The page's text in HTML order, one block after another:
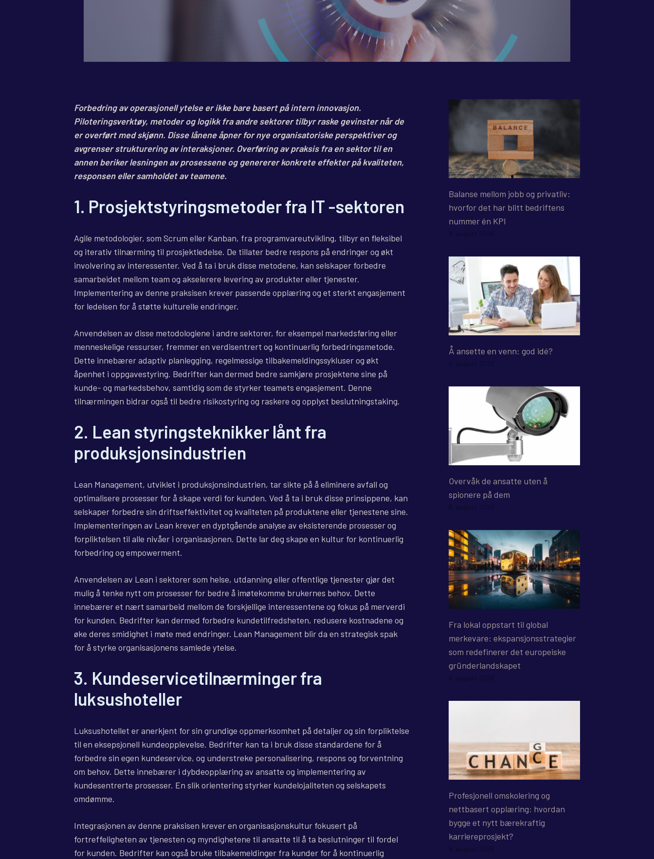
Forbedring av operasjonell ytelse er ikke bare basert på intern innovasjon.
Piloteringsverktøy, metoder og logikk fra andre sektorer tilbyr raske gevinster når de
er overført med skjønn. Disse lånene åpner for nye organisatoriske perspektiver og
avgrenser strukturering av interaksjoner. Overføring av praksis fra en sektor til en
annen beriker lesningen av prosessene og genererer konkrete effekter på kvaliteten,
responsen eller samholdet av teamene.
1. Prosjektstyringsmetoder fra IT -sektoren
Agile metodologier, som Scrum eller Kanban, fra programvareutvikling, tilbyr en fleksibel
og iterativ tilnærming til prosjektledelse. De tillater bedre respons på endringer og økt
involvering av interessenter. Ved å ta i bruk disse metodene, kan selskaper forbedre
samarbeidet mellom team og akselerere levering av produkter eller tjenester.
Implementering av denne praksisen krever passende opplæring og et sterkt engasjement
for ledelsen for å støtte kulturelle endringer.
Anvendelsen av disse metodologiene i andre sektorer, for eksempel markedsføring eller
menneskelige ressurser, fremmer en verdisentrert og kontinuerlig forbedringsmetode.
Dette innebærer adaptiv planlegging, regelmessige tilbakemeldingssykluser og økt
åpenhet i oppgavestyring. Bedrifter kan dermed bedre samkjøre prosjektene sine på
kunde- og markedsbehov, samtidig som de styrker teamets engasjement. Denne
tilnærmingen bidrar også til bedre risikostyring og raskere og opplyst beslutningstaking.
2. Lean styringsteknikker lånt fra
produksjonsindustrien
Lean Management, utviklet i produksjonsindustrien, tar sikte på å eliminere avfall og
optimalisere prosesser for å skape verdi for kunden. Ved å ta i bruk disse prinsippene, kan
selskaper forbedre sin driftseffektivitet og kvaliteten på produktene eller tjenestene sine.
Implementeringen av Lean krever en dyptgående analyse av eksisterende prosesser og
forpliktelsen til alle nivåer i organisasjonen. Dette lar deg skape en kultur for kontinuerlig
forbedring og empowerment.
Anvendelsen av Lean i sektorer som helse, utdanning eller offentlige tjenester gjør det
mulig å tenke nytt om prosesser for bedre å imøtekomme brukernes behov. Dette
innebærer et nært samarbeid mellom de forskjellige interessentene og fokus på merverdi
for kunden. Bedrifter kan dermed forbedre kundetilfredsheten, redusere kostnadene og
øke deres smidighet i møte med endringer. Lean Management blir da en strategisk spak
for å styrke organisasjonens samlede ytelse.
3. Kundeservicetilnærminger fra
luksushoteller
Luksushotellet er anerkjent for sin grundige oppmerksomhet på detaljer og sin forpliktelse
til en eksepsjonell kundeopplevelse. Bedrifter kan ta i bruk disse standardene for å
forbedre sin egen kundeservice, og understreke personalisering, respons og forventning
om behov. Dette innebærer i dybdeopplæring av ansatte og implementering av
kundesentrerte prosesser. En slik orientering styrker kundelojaliteten og selskapets
omdømme.
Integrasjonen av denne praksisen krever en organisasjonskultur fokusert på
fortreffeligheten av tjenesten og myndighetene til ansatte til å ta beslutninger til fordel
for kunden. Bedrifter kan også bruke tilbakemeldinger fra kunder for å kontinuerlig
Balanse mellom jobb og privatliv:
hvorfor det har blitt bedriftens
nummer én KPI
8. august 2026
Å ansette en venn: god idé?
8. august 2026
Overvåk de ansatte uten å
spionere på dem
8. august 2026
Fra lokal oppstart til global
merkevare: ekspansjonsstrategier
som redefinerer det europeiske
gründerlandskapet
8. august 2026
Profesjonell omskolering og
nettbasert opplæring: hvordan
bygge et nytt bærekraftig
karriereprosjekt?
8. august 2026